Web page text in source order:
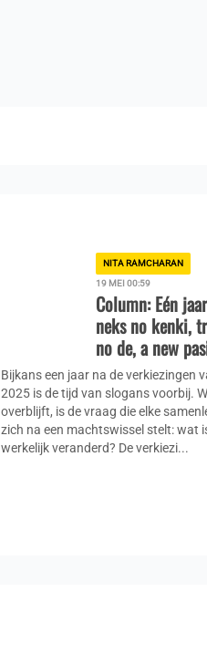
NITA RAMCHARAN
19 MEI 00:59
Column: Eén
neks no kenki,
no de, a new
Bijkans een jaar na de verkiezingen
2025 is de tijd van slogans voorbij.
overblijft, is de vraag die elke
zich na een machtswissel stelt: wat
werkelijk veranderd? De verkiezi...